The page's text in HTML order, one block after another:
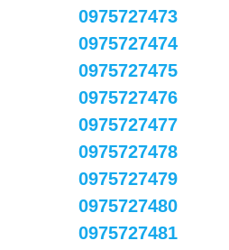
0975727473
0975727474
0975727475
0975727476
0975727477
0975727478
0975727479
0975727480
0975727481